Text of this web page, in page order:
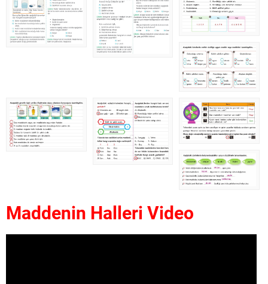
Maddenin Halleri Video